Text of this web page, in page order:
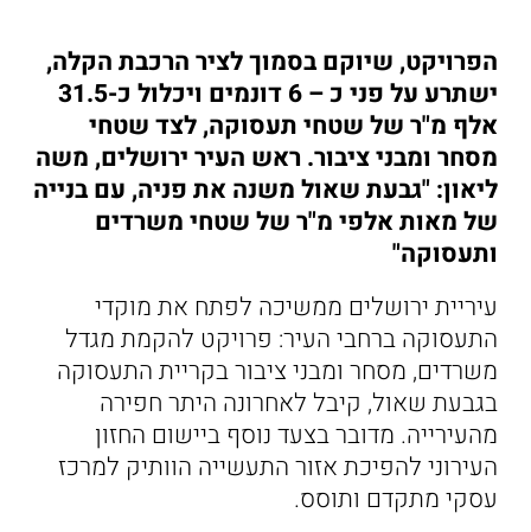
הפרויקט, שיוקם בסמוך לציר הרכבת הקלה,
ישתרע על פני כ – 6 דונמים ויכלול כ-31.5
אלף מ"ר של שטחי תעסוקה, לצד שטחי
מסחר ומבני ציבור. ראש העיר ירושלים, משה
ליאון: "גבעת שאול משנה את פניה, עם בנייה
של מאות אלפי מ"ר של שטחי משרדים
ותעסוקה"
עיריית ירושלים ממשיכה לפתח את מוקדי
התעסוקה ברחבי העיר: פרויקט להקמת מגדל
משרדים, מסחר ומבני ציבור בקריית התעסוקה
בגבעת שאול, קיבל לאחרונה היתר חפירה
מהעירייה. מדובר בצעד נוסף ביישום החזון
העירוני להפיכת אזור התעשייה הוותיק למרכז
עסקי מתקדם ותוסס.